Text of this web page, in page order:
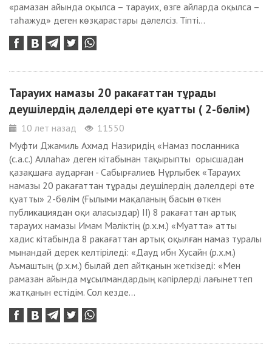
«рамазан айында оқылса – тарауих, өзге айларда оқылса –
таһажуд» деген көзқарастары дәлелсіз. Тіпті...
Тарауих намазы 20 ракағаттан тұрады
деушілердің дәлелдері өте қуатты ( 2-бөлім)
10 лет назад
11550
Муфти Джамиль Ахмад Назиридің «Намаз посланника
(с.а.с.) Аллаһа» деген кітабынан тақырыпты орысшадан
қазақшаға аударған - Сабырғалиев Нұрлыбек «Тарауих
намазы 20 ракағаттан тұрады деушілердің дәлелдері өте
қуатты» 2-бөлім (Ғылыми мақаланың басын өткен
публикациядан оқи аласыздар) ІІ) 8 ракағаттан артық
тарауих намазы Имам Мәліктің (р.х.м.) «Муатта» атты
хадис кітабында 8 ракағаттан артық оқылған намаз туралы
мынандай дерек келтіріледі: «Дауд ибн Хусайн (р.х.м.)
Аъмаштың (р.х.м.) былай деп айтқанын жеткізеді: «Мен
рамазан айында мұсылмандардың кәпірлерді лағынеттеп
жатқанын естідім. Сол кезде...